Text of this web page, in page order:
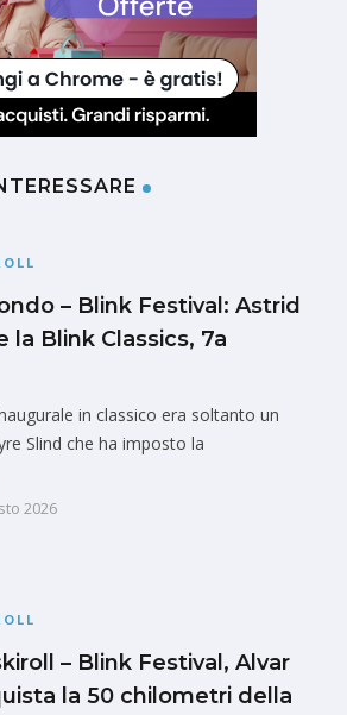
– Blink Festival: Astrid
la Blink Classics, 7a
in classico era soltanto un
Slind che ha imposto la
2026
– Blink Festival, Alvar
la 50 chilometri della